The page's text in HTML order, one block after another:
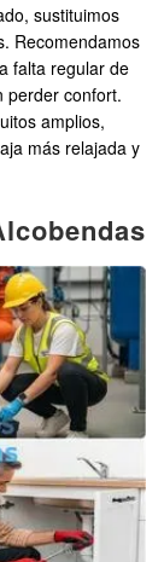
sustituimos
Recomendamos
falta regular de
perder confort.
amplios,
más relajada y